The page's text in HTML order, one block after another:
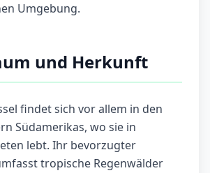
Umgebung.
und Herkunft
findet sich vor allem in den
Südamerikas, wo sie in
lebt. Ihr bevorzugter
tropische Regenwälder